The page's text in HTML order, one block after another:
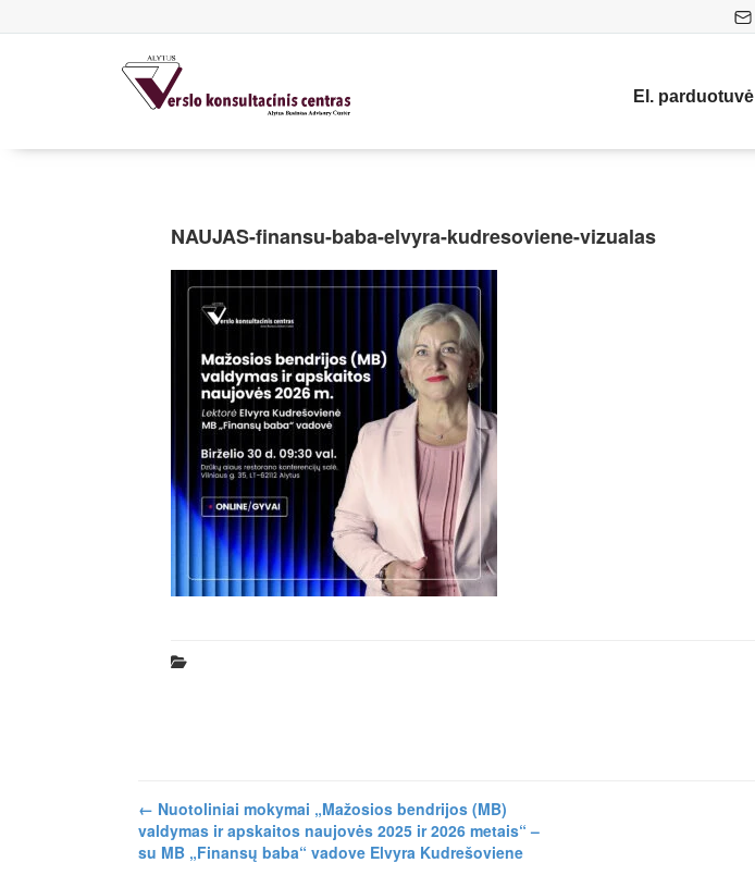
El. parduotuvė
NAUJAS-finansu-baba-elvyra-kudresoviene-vizualas
← Nuotoliniai mokymai „Mažosios bendrijos (MB)
valdymas ir apskaitos naujovės 2025 ir 2026 metais“ –
su MB „Finansų baba“ vadove Elvyra Kudrešoviene